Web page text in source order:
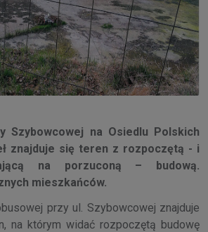
Szybowcowej na Osiedlu Polskich
znajduje się teren z rozpoczętą - i
na porzuconą – budową.
mieszkańców.
przy ul. Szybowcowej znajduje
na którym widać rozpoczętą budowę